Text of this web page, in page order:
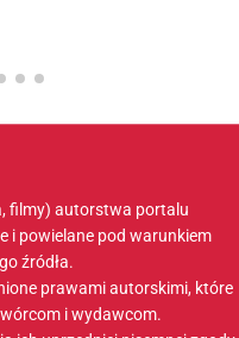
filmy) autorstwa portalu
i powielane pod warunkiem
źródła.
prawami autorskimi, które
i wydawcom.